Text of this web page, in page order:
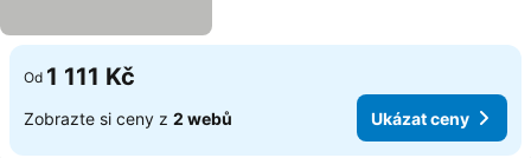
Od 1 111 Kč
Zobrazte si ceny z 2 webů Ukázat ceny